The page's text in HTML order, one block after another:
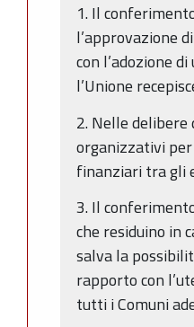
1. Il
l’approvazione
con l’adozione
l’Unione
2. Nelle
organizzativi
finanziari tra gli
3. Il
che residuino in
salva la
rapporto con
tutti i Comuni